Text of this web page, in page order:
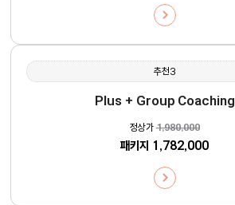
추천3
Plus + Group Coaching
정상가 1,980,000
패키지 1,782,000